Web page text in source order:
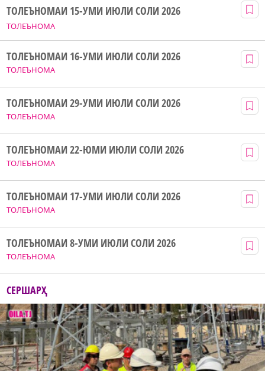
ТОЛЕЪНОМА
ТОЛЕЪНОМАИ 15-УМИ ИЮЛИ СОЛИ 2026
ТОЛЕЪНОМА
ТОЛЕЪНОМАИ 16-УМИ ИЮЛИ СОЛИ 2026
ТОЛЕЪНОМА
ТОЛЕЪНОМАИ 29-УМИ ИЮЛИ СОЛИ 2026
ТОЛЕЪНОМА
ТОЛЕЪНОМАИ 22-ЮМИ ИЮЛИ СОЛИ 2026
ТОЛЕЪНОМА
ТОЛЕЪНОМАИ 17-УМИ ИЮЛИ СОЛИ 2026
ТОЛЕЪНОМА
ТОЛЕЪНОМАИ 8-УМИ ИЮЛИ СОЛИ 2026
СЕРШАРҲ